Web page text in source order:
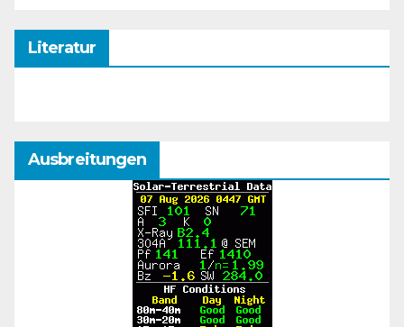
Literatur
Ausbreitungen